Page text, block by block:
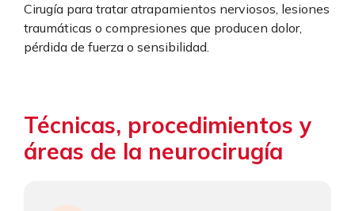
Cirugía para tratar atrapamientos nerviosos, lesiones
traumáticas o compresiones que producen dolor,
pérdida de fuerza o sensibilidad.
Técnicas, procedimientos y
áreas de la neurocirugía